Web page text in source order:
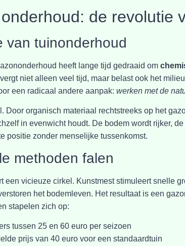
de revolutie
van tuinonderhoud
heeft lange tijd gedraaid om
niet alleen veel tijd, maar belast ook het
een radicaal andere aanpak: werken met de
Door organisch materiaal rechtstreeks op het
in evenwicht houdt. De bodem wordt rijker,
positie zonder menselijke tussenkomst.
methoden falen
een vicieuze cirkel. Kunstmest stimuleert snelle
het bodemleven. Het resultaat is een
stapelen zich op:
tussen 25 en 60 euro per seizoen
prijs van 40 euro voor een standaardtuin